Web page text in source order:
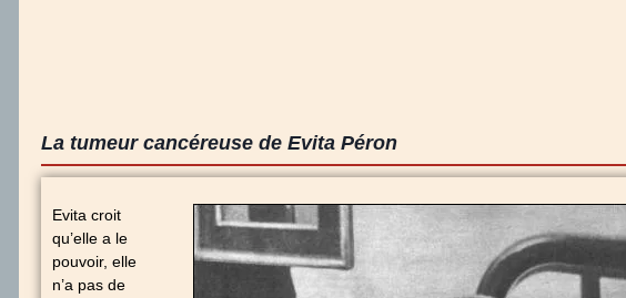
La tumeur cancéreuse de Evita Péron
Evita croit
qu’elle a le
pouvoir, elle
n’a pas de